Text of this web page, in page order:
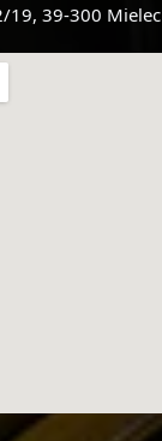
19, 39-300 Mielec